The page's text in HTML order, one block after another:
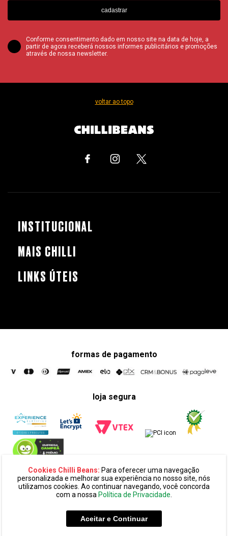
Cookies Chilli Beans: Para oferecer uma navegação
personalizada e melhorar sua experiência no nosso site, nós
utilizamos cookies. Ao continuar navegando, você concorda
com a nossa Política de Privacidade.
Aceitar e Continuar
cadastrar
Conforme consentimento dado em nosso site na data de hoje, a
partir de agora receberá nossos informes publicitários e promoções
através de nossa newsletter.
voltar ao topo
INSTITUCIONAL
MAIS CHILLI
LINKS ÚTEIS
formas de pagamento
loja segura
ltda. cnpj: 14.439.371/0002-60
alameda amazonas, 594, terreo mezanino, alphaville